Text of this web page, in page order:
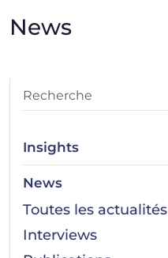
News
Insights
News
Toutes les actualités
Interviews